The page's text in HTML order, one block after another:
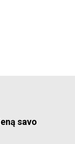
savo